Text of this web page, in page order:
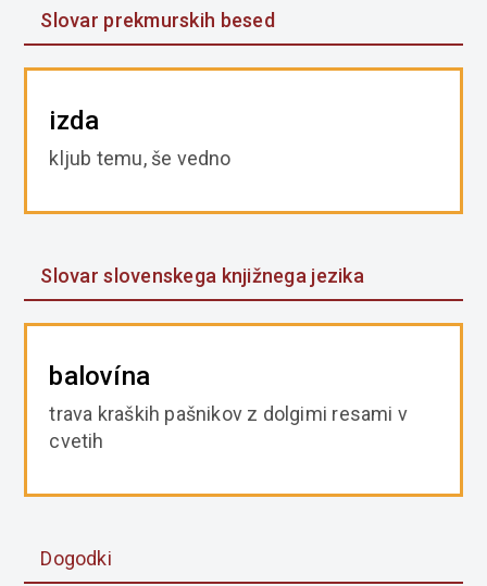
Slovar prekmurskih besed
izda
kljub temu, še vedno
Slovar slovenskega knjižnega jezika
balovína
trava kraških pašnikov z dolgimi resami v
cvetih
Dogodki